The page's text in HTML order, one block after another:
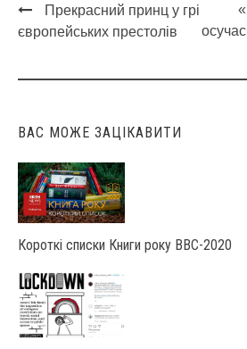
Post
Прекрасний принц у грі
європейських престолів
ВАС МОЖЕ ЗАЦІКАВИТИ
Короткі списки Книги року ВВС-2020